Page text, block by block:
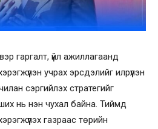
гаргалт, үйл ажиллагаанд
учрах эрсдэлийг илрүүлэн
сэргийлэх стратегийг
нь нэн чухал байна. Тиймд
газраас төрийн